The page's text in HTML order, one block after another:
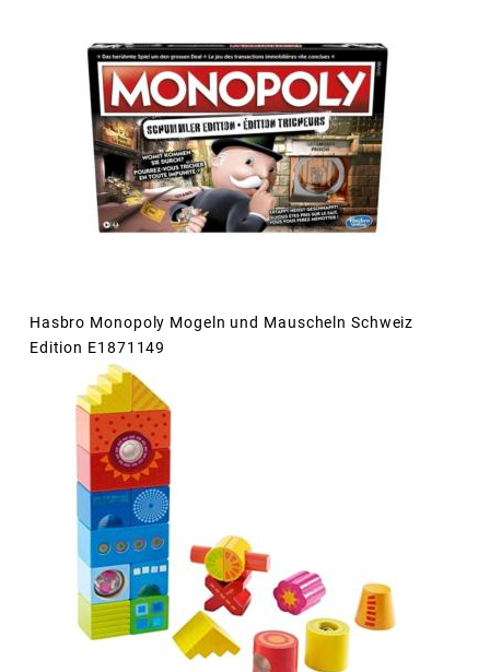
Hasbro Monopoly Mogeln und Mauscheln Schweiz
Edition E1871149